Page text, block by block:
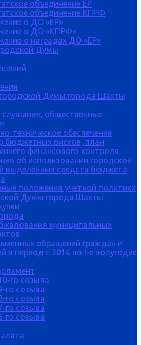
объединение ЕР
объединение КПРФ
о ДО «ЕР»
о ДО «КПРФ»
о наградах ДО «ЕР»
Думы
Думы города Шахты
общественные
техническое обеспечение
бюджетных рисков, план
финансового контроля
об использовании городской
выделенных средств бюджета
положения учетной политики
Думы города Шахты
муниципальных
обращений граждан и
в период с 2016 по I-е полугодие
го созыва
го созыва
го созыва
го созыва
го созыва